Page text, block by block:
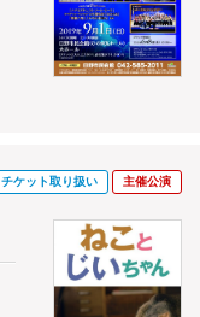
チケット取り扱い 主催公演